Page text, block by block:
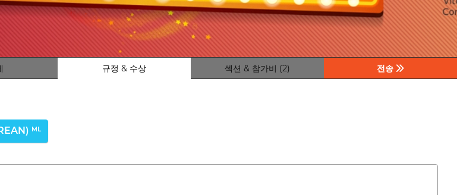
규정 & 수상 섹션 & 참가비 (2) 전송
ML